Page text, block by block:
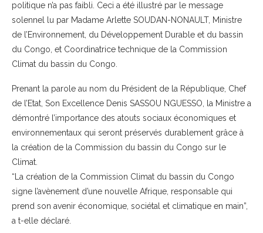
politique n’a pas faibli. Ceci a été illustré par le message
solennel lu par Madame Arlette SOUDAN-NONAULT, Ministre
de l’Environnement, du Développement Durable et du bassin
du Congo, et Coordinatrice technique de la Commission
Climat du bassin du Congo.
Prenant la parole au nom du Président de la République, Chef
de l’Etat, Son Excellence Denis SASSOU NGUESSO, la Ministre a
démontré l’importance des atouts sociaux économiques et
environnementaux qui seront préservés durablement grâce à
la création de la Commission du bassin du Congo sur le
Climat.
“La création de la Commission Climat du bassin du Congo
signe l’avènement d’une nouvelle Afrique, responsable qui
prend son avenir économique, sociétal et climatique en main”,
a t-elle déclaré.